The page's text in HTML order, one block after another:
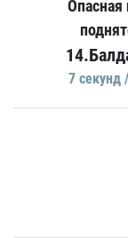
Опасная
7 секунд